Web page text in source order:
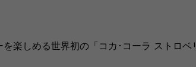
楽しめる世界初の「コカ･コーラ ストロ